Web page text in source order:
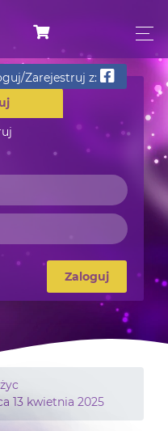
Zarejestruj z:
Zaloguj
13 kwietnia 2025